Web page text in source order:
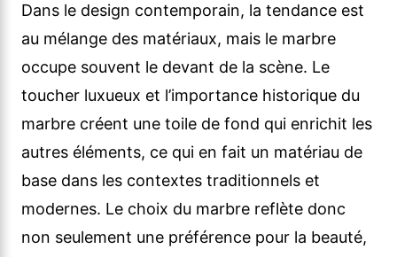
Dans le design contemporain, la tendance est
au mélange des matériaux, mais le marbre
occupe souvent le devant de la scène. Le
toucher luxueux et l’importance historique du
marbre créent une toile de fond qui enrichit les
autres éléments, ce qui en fait un matériau de
base dans les contextes traditionnels et
modernes. Le choix du marbre reflète donc
non seulement une préférence pour la beauté,